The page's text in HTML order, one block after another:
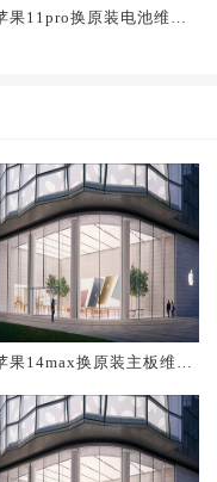
果11pro换原装电池维修
果14max换原装主板维修